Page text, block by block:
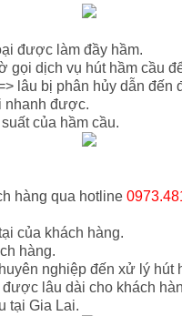
được làm đầy hầm.
gọi dịch vụ hút hầm cầu
lâu bị phân hủy dẫn đến
nhanh được.
của hầm cầu.
hàng qua hotline
của khách hàng.
hàng.
nghiệp đến xử lý hút
lâu dài cho khách
tại Gia Lai.